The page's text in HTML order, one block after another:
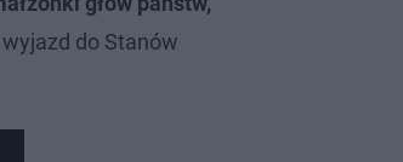
do Stanów